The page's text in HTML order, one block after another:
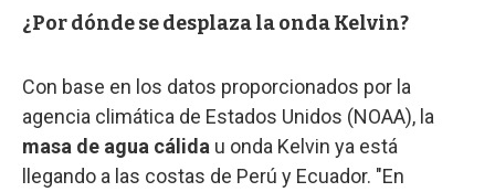
¿Por dónde se desplaza la onda Kelvin?
Con base en los datos proporcionados por la
agencia climática de Estados Unidos (NOAA), la
masa de agua cálida u onda Kelvin ya está
llegando a las costas de Perú y Ecuador. "En